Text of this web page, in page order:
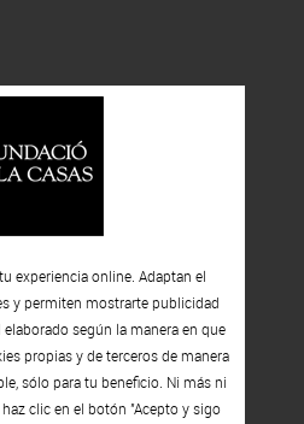
experiencia online. Adaptan el
y permiten mostrarte publicidad
según la manera en que
propias y de terceros de manera
sólo para tu beneficio. Ni más ni
clic en el botón "Acepto y sigo